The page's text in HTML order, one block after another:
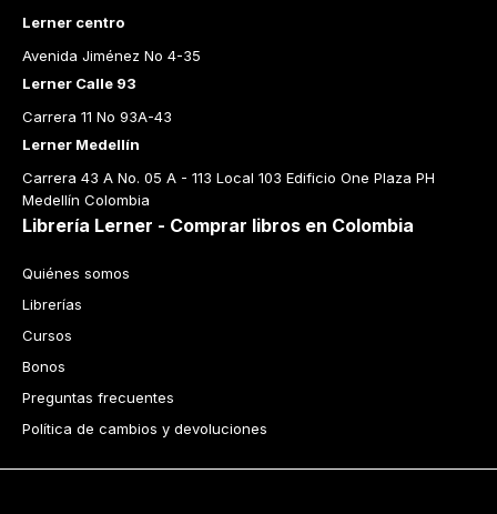
Lerner centro
Avenida Jiménez No 4-35
Lerner Calle 93
Carrera 11 No 93A-43
Lerner Medellín
Carrera 43 A No. 05 A - 113 Local 103 Edificio One Plaza PH
Medellín Colombia
Librería Lerner - Comprar libros en Colombia
Quiénes somos
Librerías
Cursos
Bonos
Preguntas frecuentes
Política de cambios y devoluciones